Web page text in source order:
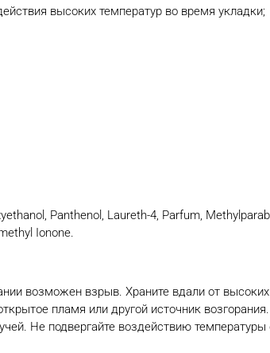
высоких температур во время укладки;
Panthenol, Laureth-4, Parfum,
Ionone.
возможен взрыв. Храните вдали от высоких
пламя или другой источник
Не подвергайте воздействию